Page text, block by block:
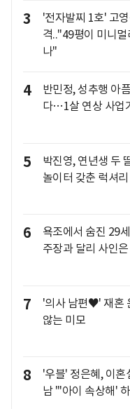
3
'전자발찌 1호' 고
격.."49평이 미니
나"
4
반민정, 성추행 아
다…1살 연상 사업
5
박진영, 연년생 두
놀이터 갖춘 럭셔
6
욕조에서 숨진 29
주장과 달리 사인
7
'의사 남편♥' 재혼
않는 미모
8
'우블' 정은혜, 이
남 "'아이 속상해'